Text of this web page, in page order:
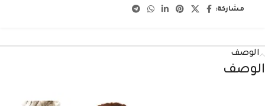
مشاركة:
الوصف
الوصف